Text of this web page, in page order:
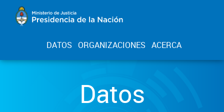
DATOS ORGANIZACIONES ACERCA
Datos